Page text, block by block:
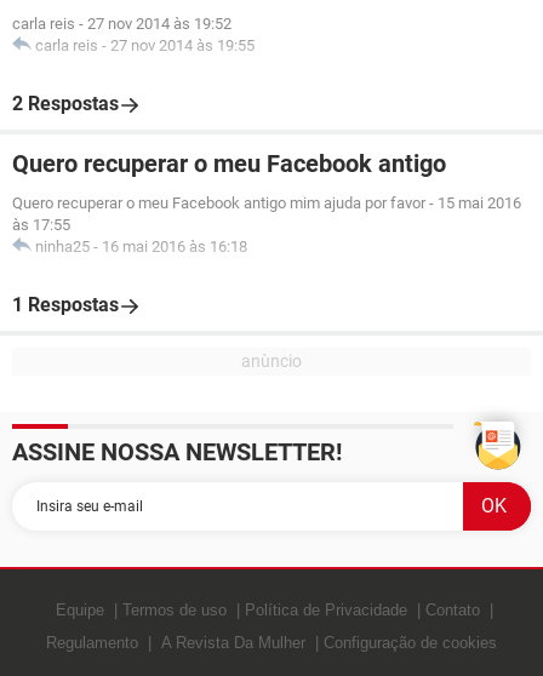
carla reis - 27 nov 2014 às 19:52
carla reis - 27 nov 2014 às 19:55
2 Respostas
Quero recuperar o meu Facebook antigo
Quero recuperar o meu Facebook antigo mim ajuda por favor - 15 mai 2016
às 17:55
ninha25 - 16 mai 2016 às 16:18
1 Respostas
ASSINE NOSSA NEWSLETTER!
Equipe Termos de uso Política de Privacidade
Contato
Regulamento
A Revista Da Mulher Configuração de cookies